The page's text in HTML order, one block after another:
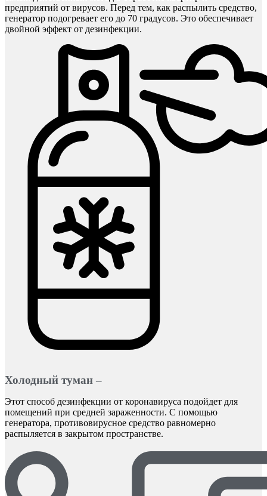
предприятий от вирусов. Перед тем, как распылить средство,
генератор подогревает его до 70 градусов. Это обеспечивает
двойной эффект от дезинфекции.
Холодный туман –
Этот способ дезинфекции от коронавируса подойдет для
помещений при средней зараженности. С помощью
генератора, противовирусное средство равномерно
распыляется в закрытом пространстве.